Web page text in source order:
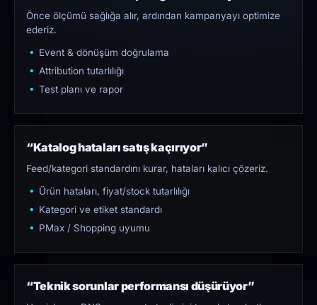
Önce ölçümü sağlığa alır, ardından kampanyayı optimize
ederiz.
Event & dönüşüm doğrulama
Attribution tutarlılığı
Test planı ve rapor
“Katalog hataları satış kaçırıyor”
Feed/kategori standardını kurar, hataları kalıcı çözeriz.
Ürün hataları, fiyat/stock tutarlılığı
Kategori ve etiket standardı
PMax / Shopping uyumu
“Teknik sorunlar performansı düşürüyor”